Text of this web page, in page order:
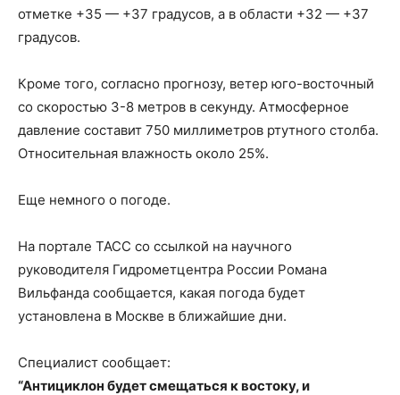
отметке +35 — +37 градусов, а в области +32 — +37
градусов.
Кроме того, согласно прогнозу, ветер юго-восточный
со скоростью 3-8 метров в секунду. Атмосферное
давление составит 750 миллиметров ртутного столба.
Относительная влажность около 25%.
Еще немного о погоде.
На портале ТАСС со ссылкой на научного
руководителя Гидрометцентра России Романа
Вильфанда сообщается, какая погода будет
установлена в Москве в ближайшие дни.
Специалист сообщает:
“Антициклон будет смещаться к востоку, и